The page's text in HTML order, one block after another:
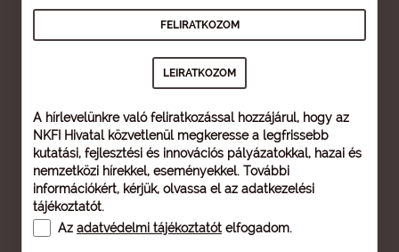
A hírlevelünkre való feliratkozással hozzájárul, hogy az
NKFI Hivatal közvetlenül megkeresse a legfrissebb
kutatási, fejlesztési és innovációs pályázatokkal, hazai és
nemzetközi hírekkel, eseményekkel. További
információkért, kérjük, olvassa el az adatkezelési
tájékoztatót.
Az adatvédelmi tájékoztatót elfogadom.